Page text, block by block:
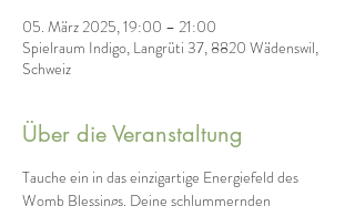
05. März 2025, 19:00 – 21:00
Spielraum Indigo, Langrüti 37, 8820 Wädenswil,
Schweiz
Über die Veranstaltung
Tauche ein in das einzigartige Energiefeld des
Womb Blessings. Deine schlummernden